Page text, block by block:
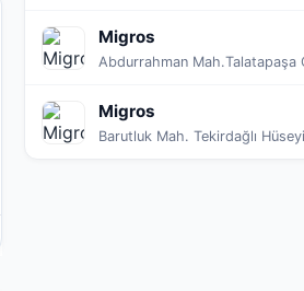
Migros
Abdurrahman Mah.Talatapaşa
Migros
Barutluk Mah. Tekirdağlı